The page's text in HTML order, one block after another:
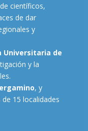
científicos,
de dar
y
Universitaria de
y la
, y
15 localidades